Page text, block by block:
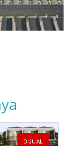
DIJUAL